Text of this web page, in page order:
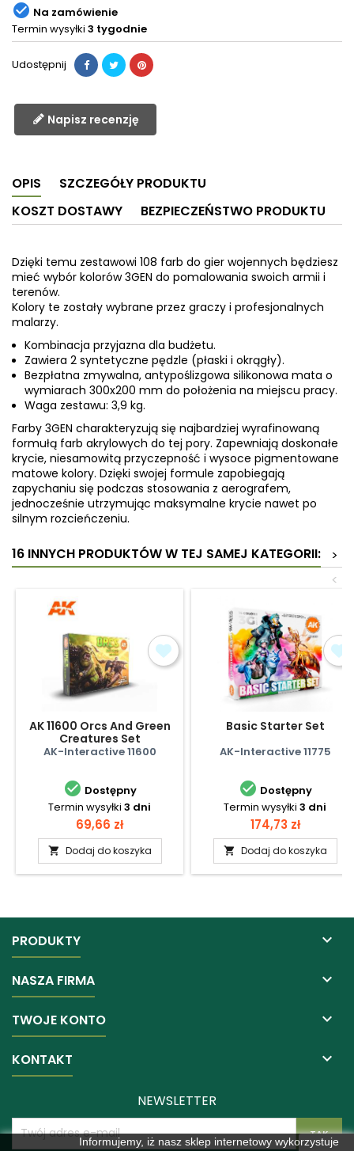
 Na zamówienie
Termin wysyłki 3 tygodnie
Udostępnij
Napisz recenzję
OPIS
SZCZEGÓŁY PRODUKTU
KOSZT DOSTAWY
BEZPIECZEŃSTWO PRODUKTU
Dzięki temu zestawowi 108 farb do gier wojennych będziesz
mieć wybór kolorów 3GEN do pomalowania swoich armii i
terenów.
Kolory te zostały wybrane przez graczy i profesjonalnych
malarzy.
Kombinacja przyjazna dla budżetu.
Zawiera 2 syntetyczne pędzle (płaski i okrągły).
Bezpłatna zmywalna, antypoślizgowa silikonowa mata o
wymiarach 300x200 mm do położenia na miejscu pracy.
Waga zestawu: 3,9 kg.
Farby 3GEN charakteryzują się najbardziej wyrafinowaną
formułą farb akrylowych do tej pory. Zapewniają doskonałe
krycie, niesamowitą przyczepność i wysoce pigmentowane
matowe kolory. Dzięki swojej formule zapobiegają
zapychaniu się podczas stosowania z aerografem,
jednocześnie utrzymując maksymalne krycie nawet po
silnym rozcieńczeniu.
16 INNYCH PRODUKTÓW W TEJ SAMEJ KATEGORII:
>
<
AK 11600 Orcs And Green
Creatures Set
AK-Interactive 11600
 Dostępny
Termin wysyłki 3 dni
Cena
69,66 zł
 Dodaj do koszyka
Basic Starter Set
AK-Interactive 11775
 Dostępny
Termin wysyłki 3 dni
Cena
174,73 zł
 Dodaj do koszyka
PRODUKTY 
NASZA FIRMA 
TWOJE KONTO 
KONTAKT 
Informujemy, iż nasz sklep internetowy wykorzystuje
NEWSLETTER